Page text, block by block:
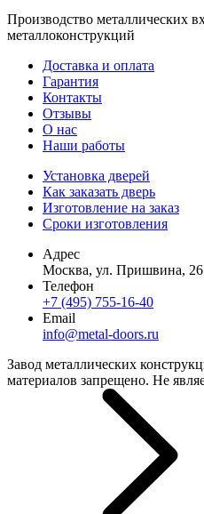
Производство металлических
металлоконструкций
Доставка и оплата
Гарантия
Контакты
Отзывы
О нас
Наши работы
Установка дверей
Как заказать дверь
Изготовление на заказ
Сроки изготовления
Адрес
Москва, ул. Пришвина,
Телефон
+7 (495) 755-16-40
Email
info@metal-doors.ru
Завод металлических
материалов запрещено. Не